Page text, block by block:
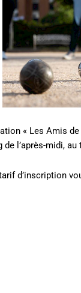
« Les Amis
l’après-midi,
d’inscription